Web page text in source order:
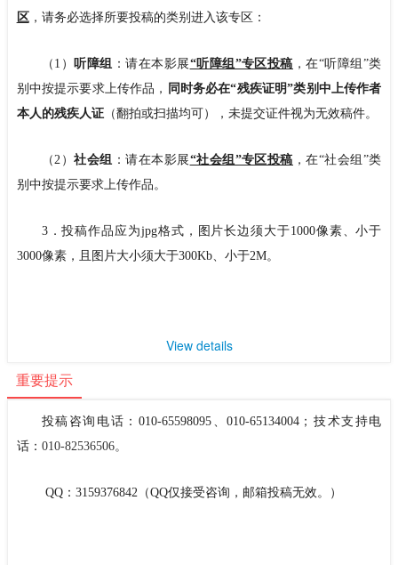
区，请务必选择所要投稿的类别进入该专区：
（1） 听障组 ：请在本影展“听障组”专区投稿 ，在“听障组”类
别中按提示要求上传作品， 同时务必在“残疾证明”类别中上传作者
本人的残疾人证（翻拍或扫描均可），未提交证件视为无效稿件。
（2）社会组 ：请在本影展“社会组”专区投稿 ，在“社会组”类
别中按提示要求上传作品。
3．投稿作品应为jpg格式，图片长边须大于1000像素、小于
3000像素，且图片大小须大于300Kb、小于2M。
View details
重要提示
投稿咨询电话：010-65598095、010-65134004；技术支持电
话： 010-82536506。
QQ：3159376842（QQ仅接受咨询，邮箱投稿无效。）